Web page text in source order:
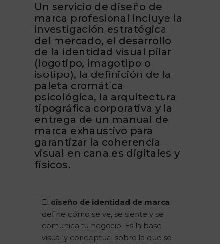
Un servicio de diseño de
marca profesional incluye la
investigación estratégica
del mercado, el desarrollo
de la identidad visual pilar
(logotipo, imagotipo o
isotipo), la definición de la
paleta cromática
psicológica, la arquitectura
tipográfica corporativa y la
entrega de un manual de
marca exhaustivo para
garantizar la coherencia
visual en canales digitales y
físicos.
El diseño de identidad de marca
define cómo se ve, se siente y se
comunica tu negocio. Es la base
visual y conceptual sobre la que se